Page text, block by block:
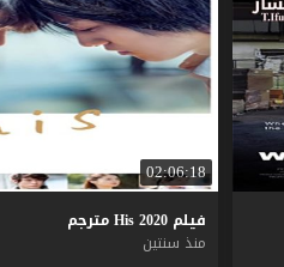
02:06:18
فيلم His2020
مترجم
منذ سنتين